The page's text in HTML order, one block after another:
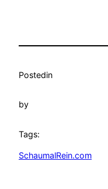
Postedin
by
Tags:
SchaumalRein.com